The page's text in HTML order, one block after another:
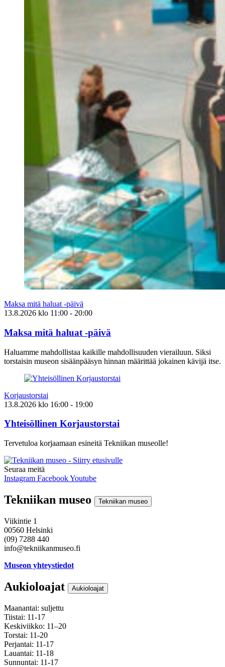
Maksa mitä haluat -päivä
13.8.2026 klo 11:00 - 20:00
Maksa mitä haluat -päivä
Haluamme mahdollistaa kaikille mahdollisuuden vierailuun. Siksi
torstaisin museon sisäänpääsyn hinnan määrittää jokainen kävijä itse.
Korjaustorstai
13.8.2026 klo 16:00 - 19:00
Yhteisöllinen Korjaustorstai
Tervetuloa korjaamaan esineitä Tekniikan museolle!
Seuraa meitä
Instagram FacebookYoutube
Tekniikan museo Tekniikan museo
Viikintie 1
00560 Helsinki
(09) 7288 440
info@tekniikanmuseo.fi
Museon yhteystiedot
Aukioloajat Aukioloajat
Maanantai: suljettu
Tiistai: 11-17
Keskiviikko: 11–20
Torstai: 11-20
Perjantai: 11-17
Lauantai: 11-18
Sunnuntai: 11-17